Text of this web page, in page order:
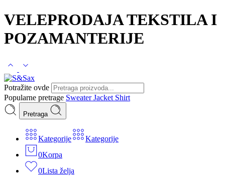
VELEPRODAJA TEKSTILA I
POZAMANTERIJE
Potražite ovde
Popularne pretrage SweaterJacket Shirt
Pretraga
Kategorije
Kategorije
0Korpa
0Lista želja